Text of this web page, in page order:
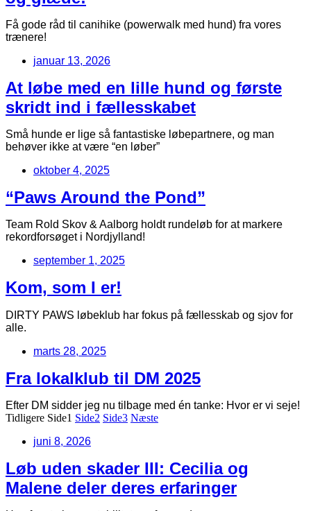
Få gode råd til canihike (powerwalk med hund) fra vores
trænere!
januar 13, 2026
At løbe med en lille hund og første
skridt ind i fællesskabet
Små hunde er lige så fantastiske løbepartnere, og man
behøver ikke at være “en løber”
oktober 4, 2025
“Paws Around the Pond”
Team Rold Skov & Aalborg holdt rundeløb for at markere
rekordforsøget i Nordjylland!
september 1, 2025
Kom, som I er!
DIRTY PAWS løbeklub har fokus på fællesskab og sjov for
alle.
marts 28, 2025
Fra lokalklub til DM 2025
Efter DM sidder jeg nu tilbage med én tanke: Hvor er vi seje!
Tidligere Side1 Side2 Side3 Næste
juni 8, 2026
Løb uden skader III: Cecilia og
Malene deler deres erfaringer